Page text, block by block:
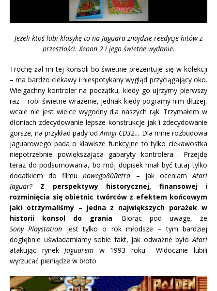
Jeżeli ktoś lubi klasykę to na Jaguara znajdzie reedycje hitów z
przeszłości. Xenon 2 i jego świetne wydanie.
Trochę żal mi tej konsoli bo świetnie prezentuje się w kolekcji
– ma bardzo ciekawy i niespotykany wygląd przyciągający oko.
Wielgachny kontroler na początku, kiedy go ujrzymy pierwszy
raz – robi świetne wrażenie, jednak kiedy pogramy nim dłużej,
wcale nie jest wielce wygodny dla naszych rąk. Trzymałem w
dłoniach zdecydowanie lepsze konstrukcje jak i zdecydowanie
gorsze, na przykład pady odAmigi CD32… Dla mnie rozbudowa
jaguarowego pada o klawisze funkcyjne to tylko ciekawostka
niepotrzebnie powiększająca gabaryty kontrolera… Przejdę
teraz do podsumowania, bo mój dopisek miał być tutaj tylko
dodatkiem do filmunowego80Retro – jak oceniamAtari
Jaguar? Z perspektywy historycznej, finansowej i
rozminięcia się obietnic twórców z efektem końcowym
jaki otrzymaliśmy – jedna z największych porażek w
historii konsol do grania. Biorąc pod uwagę, że
Sony Playstation jest tylko o rok młodsze – tym bardziej
dogłębnie uświadamiamy sobie fakt, jak odważne byłoAtari
atakując rynekJaguarem w 1993 roku… Widocznie lubili
wyrzucać pieniądze w błoto.